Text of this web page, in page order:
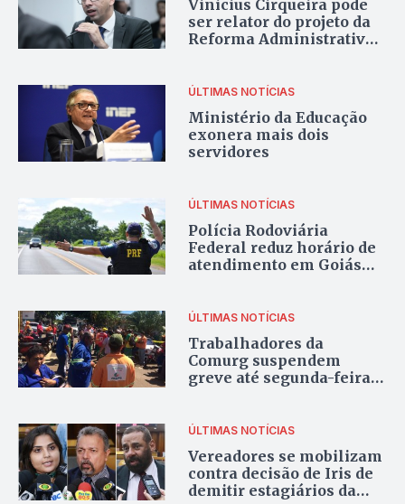
Vinicius Cirqueira pode
ser relator do projeto da
Reforma Administrativa
ÚLTIMAS NOTÍCIAS
Ministério da Educação
exonera mais dois
servidores
ÚLTIMAS NOTÍCIAS
Polícia Rodoviária
Federal reduz horário de
atendimento em Goiás
ÚLTIMAS NOTÍCIAS
Trabalhadores da
Comurg suspendem
greve até segunda-feira
ÚLTIMAS NOTÍCIAS
Vereadores se mobilizam
contra decisão de Iris de
demitir estagiários da